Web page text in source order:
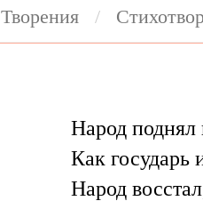
Творения
Народ поднял
Как государь
Народ